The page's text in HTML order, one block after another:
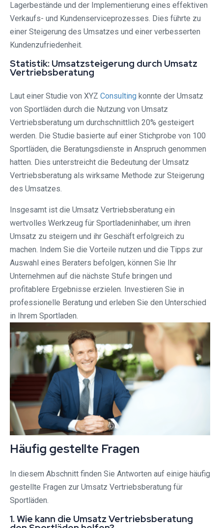
Lagerbestände und der Implementierung eines effektiven
Verkaufs- und Kundenserviceprozesses. Dies führte zu
einer Steigerung des Umsatzes und einer verbesserten
Kundenzufriedenheit.
Statistik: Umsatzsteigerung durch Umsatz
Vertriebsberatung
Laut einer Studie von XYZ Consulting konnte der Umsatz
von Sportläden durch die Nutzung von Umsatz
Vertriebsberatung um durchschnittlich 20% gesteigert
werden. Die Studie basierte auf einer Stichprobe von 100
Sportläden, die Beratungsdienste in Anspruch genommen
hatten. Dies unterstreicht die Bedeutung der Umsatz
Vertriebsberatung als wirksame Methode zur Steigerung
des Umsatzes.
Insgesamt ist die Umsatz Vertriebsberatung ein
wertvolles Werkzeug für Sportladeninhaber, um ihren
Umsatz zu steigern und ihr Geschäft erfolgreich zu
machen. Indem Sie die Vorteile nutzen und die Tipps zur
Auswahl eines Beraters befolgen, können Sie Ihr
Unternehmen auf die nächste Stufe bringen und
profitablere Ergebnisse erzielen. Investieren Sie in
professionelle Beratung und erleben Sie den Unterschied
in Ihrem Sportladen.
Häufig gestellte Fragen
In diesem Abschnitt finden Sie Antworten auf einige häufig
gestellte Fragen zur Umsatz Vertriebsberatung für
Sportläden.
1. Wie kann die Umsatz Vertriebsberatung